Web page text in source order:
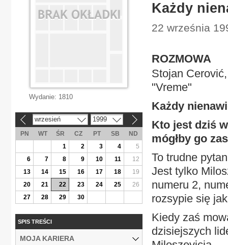
Każdy
22 września
ROZMOWA
Stojan
"Vreme"
Każdy
Kto jest dziś
mógłby go
To trudne
Jest tylko
numeru 2,
rozsypie się
Kiedy zaś
dzisiejszych
Wydanie: 1810
wrzesień 1999
PN WT ŚR CZ PT SB
ND
1
2 3 4
5
6
7 8 9 10 11
12
13
14 15 16 17 18
19
20
21 22 23 24 25
26
27
28 29 30
SPIS TREŚCI
MOJA KARIERA